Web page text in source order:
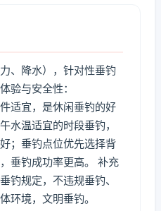
、降水），针对性垂钓
验与安全性：
适宜，是休闲垂钓的好
水温适宜的时段垂钓，
；垂钓点位优先选择背
垂钓成功率更高。 补充
钓规定，不违规垂钓、
环境，文明垂钓。